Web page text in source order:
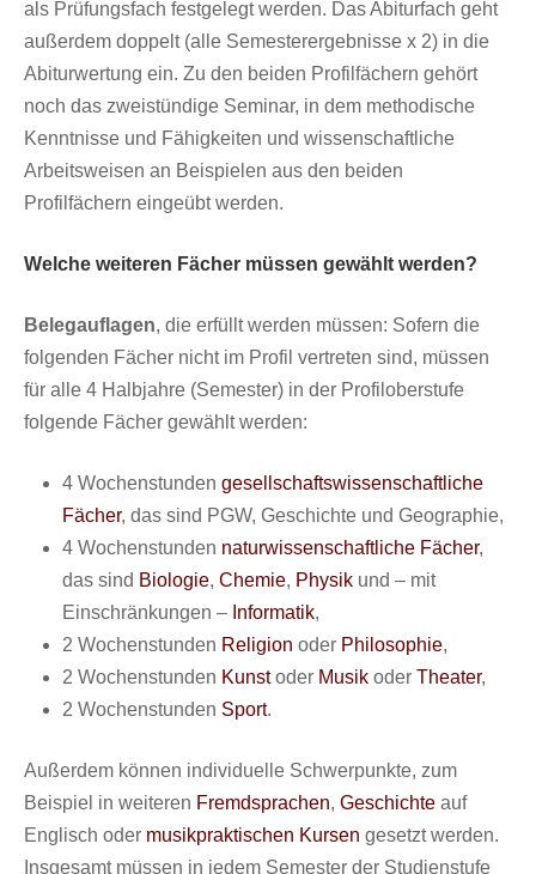
als Prüfungsfach festgelegt werden. Das Abiturfach geht
außerdem doppelt (alle Semesterergebnisse x 2) in die
Abiturwertung ein. Zu den beiden Profilfächern gehört
noch das zweistündige Seminar, in dem methodische
Kenntnisse und Fähigkeiten und wissenschaftliche
Arbeitsweisen an Beispielen aus den beiden
Profilfächern eingeübt werden.
Welche weiteren Fächer müssen gewählt werden?
Belegauflagen, die erfüllt werden müssen: Sofern die
folgenden Fächer nicht im Profil vertreten sind, müssen
für alle 4 Halbjahre (Semester) in der Profiloberstufe
folgende Fächer gewählt werden:
4 Wochenstunden gesellschaftswissenschaftliche
Fächer, das sind PGW, Geschichte und Geographie,
4 Wochenstunden naturwissenschaftliche Fächer,
das sind Biologie, Chemie, Physik und – mit
Einschränkungen – Informatik,
2 Wochenstunden Religion oder Philosophie,
2 Wochenstunden Kunstoder Musik oder Theater,
2 Wochenstunden Sport.
Außerdem können individuelle Schwerpunkte, zum
Beispiel in weiteren Fremdsprachen, Geschichte auf
Englisch oder musikpraktischen Kursen gesetzt werden.
Insgesamt müssen in jedem Semester der Studienstufe